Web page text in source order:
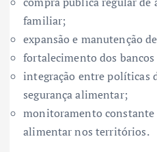
familiar;
expansão e manutenção
fortalecimento dos
integração entre políticas
segurança alimentar;
monitoramento constante
alimentar nos territórios.